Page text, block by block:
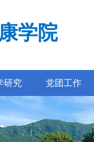
学院
研究 党团工作